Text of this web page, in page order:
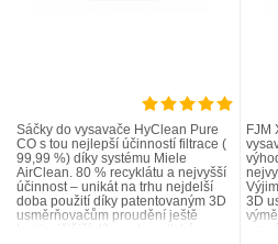
Sáčky do vysavače HyClean Pure
CO s tou nejlepší účinností filtrace (
99,99 %) díky systému Miele
AirClean. 80 % recyklátu a nejvyšší
účinnost – unikát na trhu nejdelší
doba použití díky patentovaným 3D
usměrňovačům proudění ještě
FJM
3D